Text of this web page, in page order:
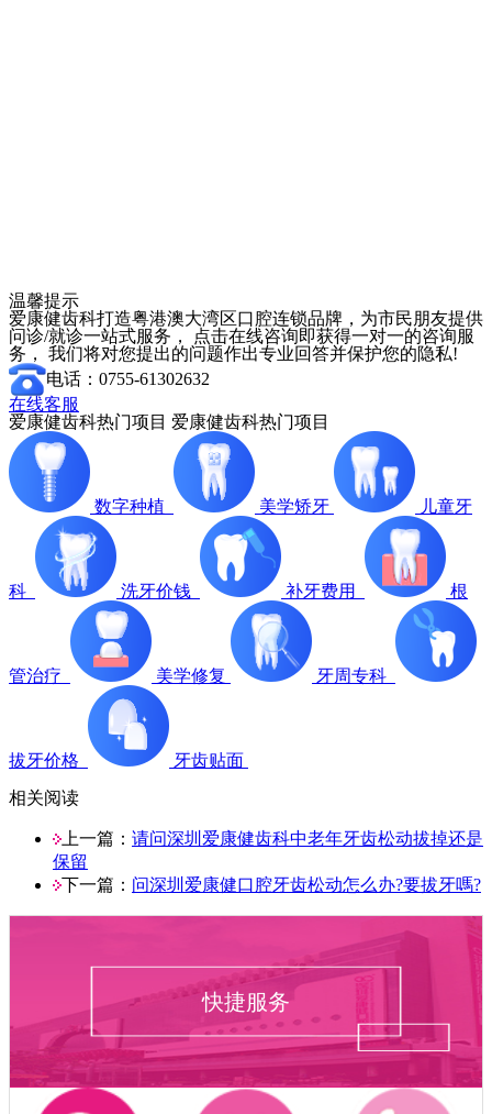
温馨提示
爱康健齿科打造粤港澳大湾区口腔连锁品牌，为市民朋友提供
问诊/就诊一站式服务， 点击在线咨询即获得一对一的咨询服
务， 我们将对您提出的问题作出专业回答并保护您的隐私!
电话：0755-61302632
在线客服
爱康健齿科热门项目 爱康健齿科热门项目
数字种植 美学矫牙 儿童牙
科 洗牙价钱 补牙费用 根
管治疗 美学修复 牙周专科
拔牙价格
牙齿贴面
相关阅读
上一篇： 请问深圳爱康健齿科中老年牙齿松动拔掉还是
保留
下一篇： 问深圳爱康健口腔牙齿松动怎么办?要拔牙嗎?
快捷服务